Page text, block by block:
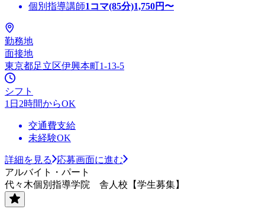
個別指導講師1コマ(85分)1,750円〜
勤務地
面接地
東京都足立区伊興本町1-13-5
シフト
1日2時間からOK
交通費支給
未経験OK
詳細を見る
応募画面に進む
アルバイト・パート
代々木個別指導学院 舎人校【学生募集】